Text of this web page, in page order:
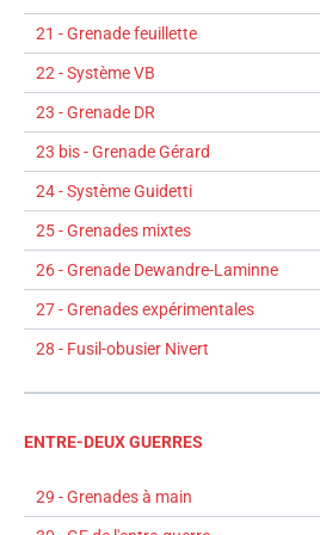
21 - Grenade feuillette
22 - Système VB
23 - Grenade DR
23 bis - Grenade Gérard
24 - Système Guidetti
25 - Grenades mixtes
26 - Grenade Dewandre-Laminne
27 - Grenades expérimentales
28 - Fusil-obusier Nivert
ENTRE-DEUX GUERRES
29 - Grenades à main